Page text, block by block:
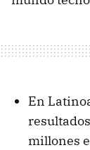
En
millones